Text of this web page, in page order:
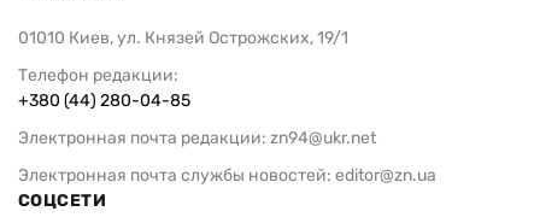
01010 Киев, ул. Князей Острожских, 19/1
Телефон редакции:
+380 (44) 280-04-85
Электронная почта редакции: zn94@ukr.net
Электронная почта службы новостей: editor@zn.ua
СОЦСЕТИ